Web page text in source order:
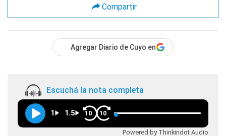
Compartir
Agregar Diario de Cuyo en
Escuchá la nota completa
1 1.5 10 10
Powered by Thinkindot Audio